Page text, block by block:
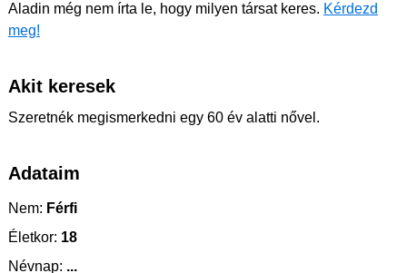
Aladin még nem írta le, hogy milyen társat keres. Kérdezd
meg!
Akit keresek
Szeretnék megismerkedni egy 60 év alatti nővel.
Adataim
Nem: Férfi
Életkor: 18
Névnap: ...